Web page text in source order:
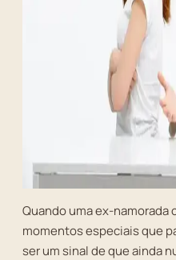
Quando uma ex-namorada
momentos especiais que
ser um sinal de que ainda